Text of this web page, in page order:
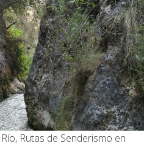
, Rutas de Senderismo en